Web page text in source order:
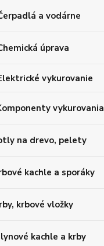
a vodárne
úprava
vykurovanie
vykurovania
na drevo, pelety
kachle a sporáky
krbové vložky
kachle a krby